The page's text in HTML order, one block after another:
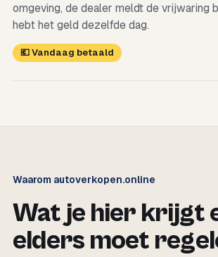
omgeving, de dealer meldt de vrijwaring
hebt het geld dezelfde dag.
💶 Vandaag betaald
Waarom autoverkopen.online
Wat je hier krijgt
elders moet